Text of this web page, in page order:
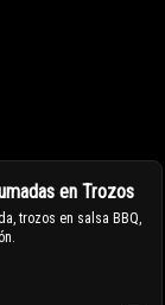
en Trozos
trozos en salsa BBQ,